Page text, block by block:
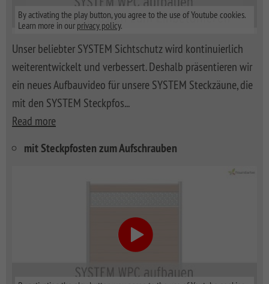
By activating the play button, you agree to the use of Youtube cookies.
Learn more in our privacy policy.
Unser beliebter SYSTEM Sichtschutz wird kontinuierlich
weiterentwickelt und verbessert. Deshalb präsentieren wir
ein neues Aufbauvideo für unsere SYSTEM Steckzäune, die
mit den SYSTEM Steckpfos...
Read more
mit Steckpfosten zum Aufschrauben